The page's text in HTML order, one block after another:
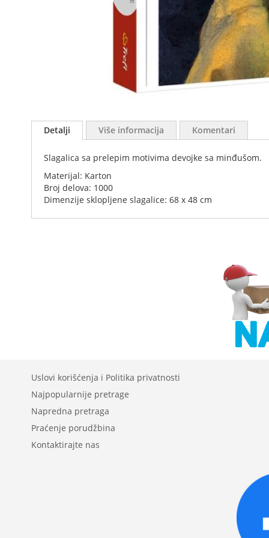
to
images
gallery
Detalji
Slagalica sa prelepim motivima devojke sa minđušom.
Materijal: Karton
Broj delova: 1000
Dimenzije sklopljene slagalice: 68 x 48 cm
Više informacija Komentari
Uslovi korišćenja i Politika privatnosti
Najpopularnije pretrage
Napredna pretraga
Praćenje porudžbina
Kontaktirajte nas